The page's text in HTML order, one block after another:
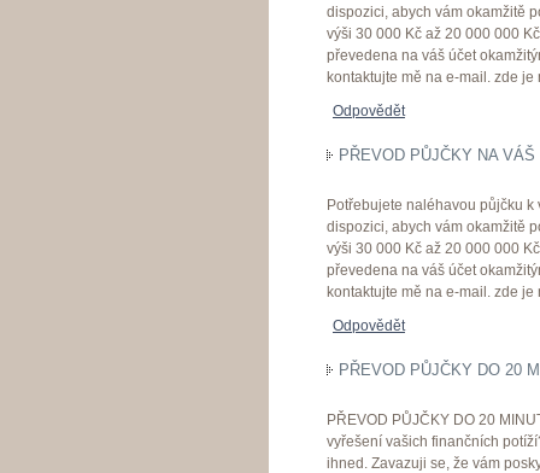
dispozici, abych vám okamžitě
výši 30 000 Kč až 20 000 000
převedena na váš účet
kontaktujte mě na e-mail. zde
Odpovědět
PŘEVOD PŮJČKY NA
Potřebujete naléhavou půjčku
dispozici, abych vám okamžitě
výši 30 000 Kč až 20 000 000
převedena na váš účet
kontaktujte mě na e-mail. zde
Odpovědět
PŘEVOD PŮJČKY DO 20
PŘEVOD PŮJČKY DO 20
vyřešení vašich finančních
ihned. Zavazuji se, že vám